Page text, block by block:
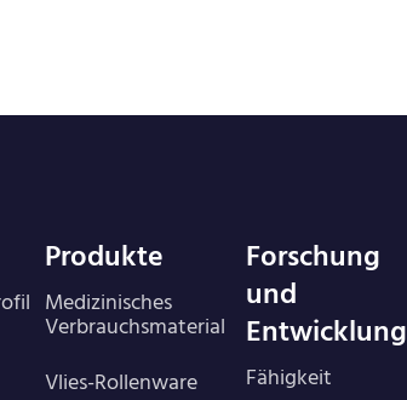
Produkte
Medizinisches
Verbrauchsmaterial
Vlies-Rollenware
Forschung
und
Entwicklung
Fähigkeit